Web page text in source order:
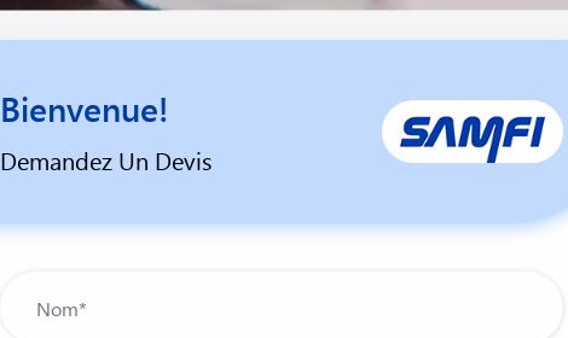
Bienvenue!
Demandez Un Devis